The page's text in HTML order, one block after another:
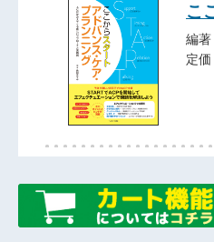
こ
編
定価